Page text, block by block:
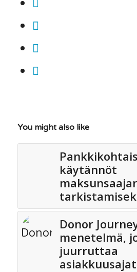
You might also like
käytännöt
Donor
menetelmä,
juurruttaa